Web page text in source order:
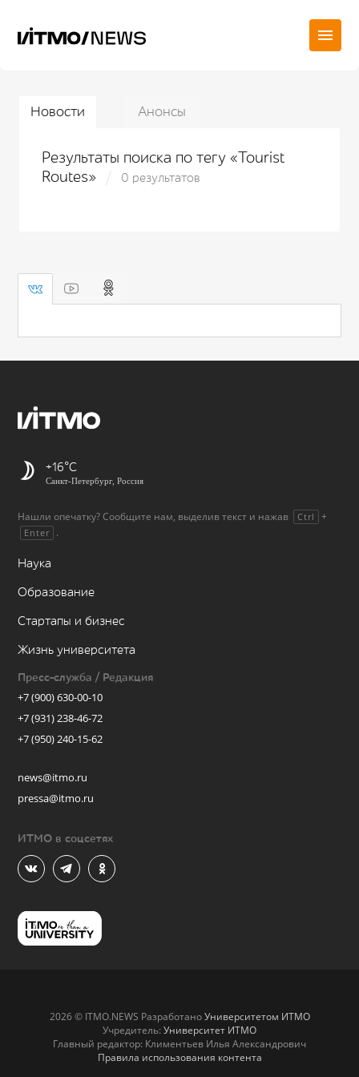
Новости Анонсы
Результаты поиска по тегу «Tourist
Routes»
0 результатов
+16
Санкт-Петербург, Россия
Нашли опечатку? Сообщите нам, выделив текст и нажав Ctrl +
Enter .
Наука
Образование
Стартапы и бизнес
Жизнь университета
Пресс-служба / Редакция
+7 (900) 630-00-10
+7 (931) 238-46-72
+7 (950) 240-15-62
news@itmo.ru
pressa@itmo.ru
ИТМО в соцсетях
2026 © ITMO.NEWS РазработаноУниверситетом ИТМО
Учредитель: Университет ИТМО
Главный редактор: Климентьев Илья Александрович
Правила использования контента